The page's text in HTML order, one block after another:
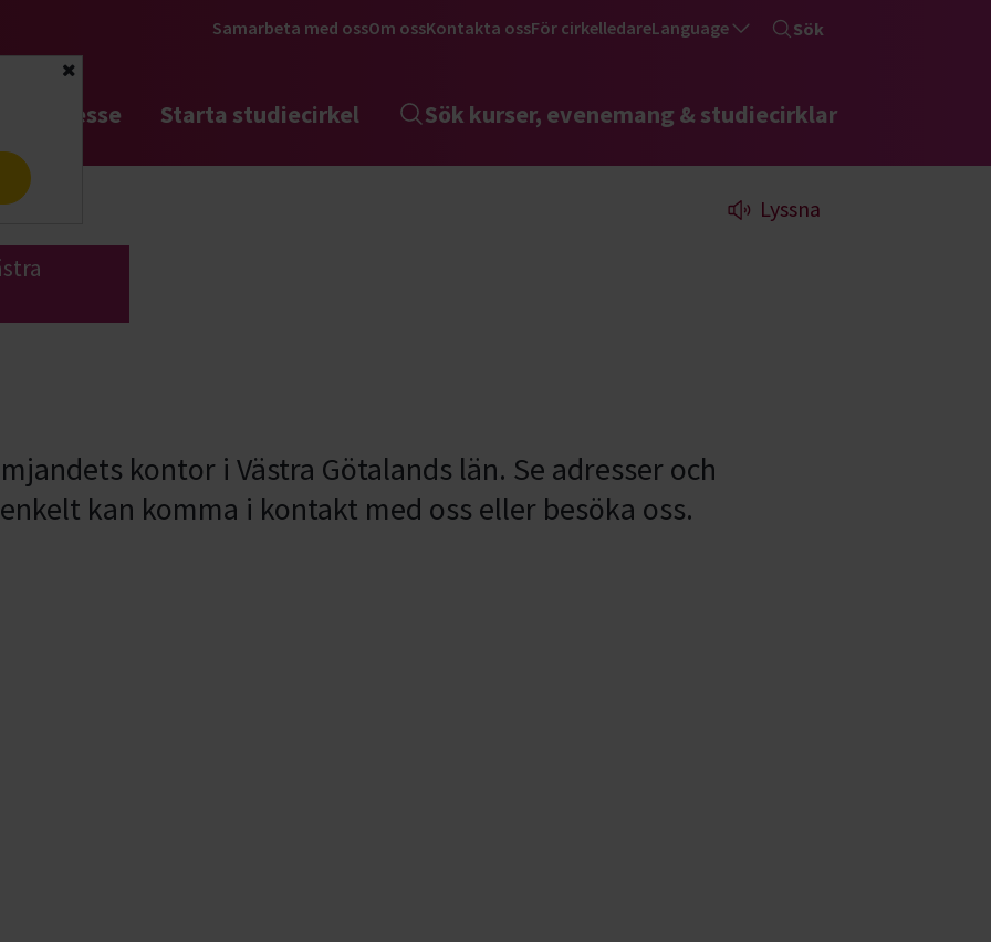
Stäng
Samarbeta med ossOm ossKontakta ossFör cirkelledareLanguage Sök
intresse Starta studiecirkel Sök kurser, evenemang & studiecirklar
Lyssna
kontor i Västra Götalands län. Se adresser och
kan komma i kontakt med oss eller besöka oss.